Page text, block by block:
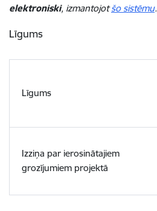
elektroniski, izmantojotšo sistēmu.
Līgums
Līgums
Izziņa par ierosinātajiem
grozījumiem projektā